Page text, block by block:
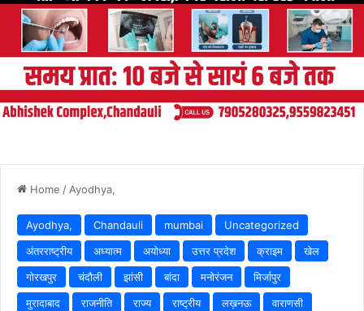
Home / Ayodhya,
Ayodhya, Chandauli mumbai
Uncategorized
अंतरराष्ट्रीय
अध्यात्म अयोध्या उत्तर प्रदेश क्राइम
खेल
गोरखपुर
चंदौली झांसी बांदा मनोरंजन
मिर्जापुर
मुरादाबाद
राजनीति राज्य राष्ट्रीय लख़नऊ
वाराणसी